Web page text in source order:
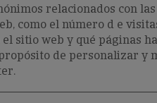
relacionados con
como el número d e
sitio web y qué páginas
de personalizar y